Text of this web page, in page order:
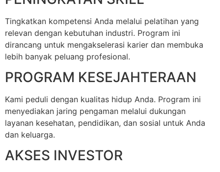
Tingkatkan kompetensi Anda melalui pelatihan yang
relevan dengan kebutuhan industri. Program ini
dirancang untuk mengakselerasi karier dan membuka
lebih banyak peluang profesional.
PROGRAM KESEJAHTERAAN
Kami peduli dengan kualitas hidup Anda. Program ini
menyediakan jaring pengaman melalui dukungan
layanan kesehatan, pendidikan, dan sosial untuk Anda
dan keluarga.
AKSES INVESTOR